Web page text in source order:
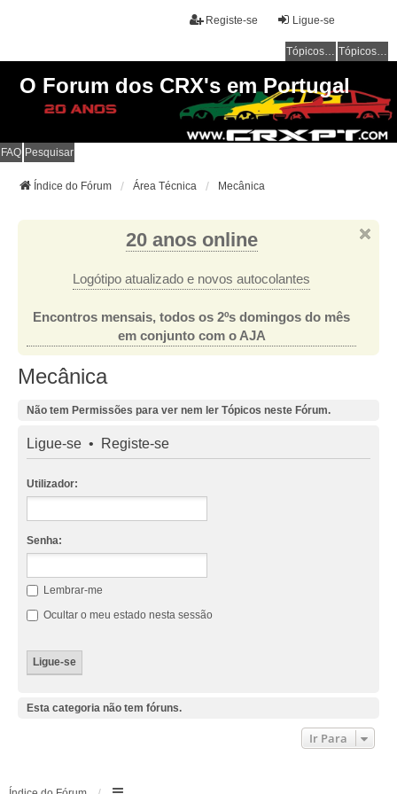
Ligue-se
Registe-se
Tópicos sem resposta Tópicos ativos
O Forum dos CRX's em Portugal
FAQ Pesquisar
Índice do Fórum Área Técnica Mecânica
20 anos online
Logótipo atualizado e novos autocolantes
Encontros mensais, todos os 2ºs domingos do mês
em conjunto com o AJA
Mecânica
Não tem Permissões para ver nem ler Tópicos neste Fórum.
Ligue-se • Registe-se
Utilizador:
Senha:
Lembrar-me
Ocultar o meu estado nesta sessão
Esta categoria não tem fóruns.
Ir Para